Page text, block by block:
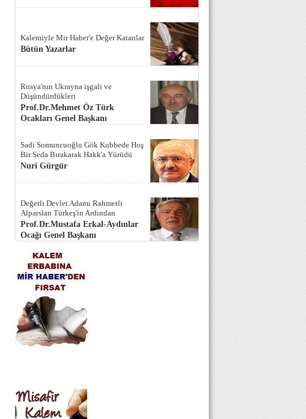
Kalemiyle Mir Haber'e Değer Katanlar
Bütün Yazarlar
Rusya'nın Ukrayna işgali ve
Düşündürdükleri
Prof.Dr.Mehmet Öz Türk
Ocakları Genel Başkanı
Sadi Somuncuoğlu Gök Kubbede Hoş
Bir Seda Bırakarak Hakk'a Yürüdü
Nuri Gürgür
Değerli Devlet Adamı Rahmetli
Alparslan Türkeş'in Ardından
Prof.Dr.Mustafa Erkal-Aydınlar
Ocağı Genel Başkanı